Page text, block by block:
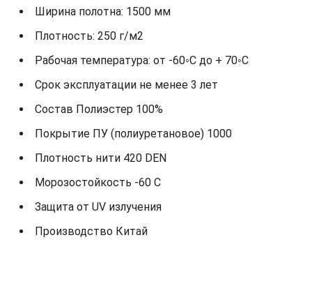
Ширина полотна: 1500 мм
Плотность: 250 г/м2
Рабочая температура: от -60◦С до + 70◦С
Срок эксплуатации не менее 3 лет
Состав Полиэстер 100%
Покрытие ПУ (полиуретановое) 1000
Плотность нити 420 DEN
Морозостойкость -60 С
Защита от UV излучения
Производство Китай